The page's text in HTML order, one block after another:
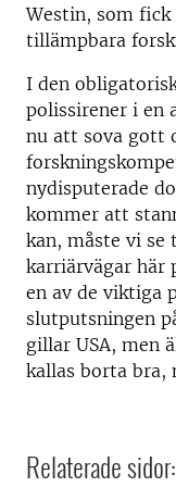
Westin, som
tillämpbara
I den
polissirener i en
nu att sova gott
nydisputerade
kommer att
kan, måste vi
karriärvägar här
en av de viktiga
slutputsningen
gillar USA, men
kallas borta bra,
Relaterade sidor: